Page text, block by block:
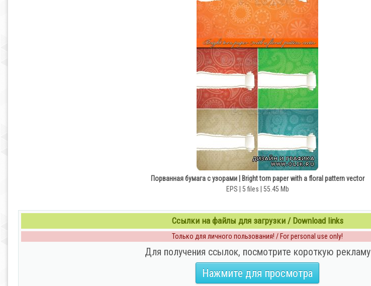
Порванная бумага с узорами | Bright torn paper with a floral pattern vector
EPS | 5 files | 55.45 Mb
Ссылки на файлы для загрузки / Download links
Только для личного пользования! / For personal use only!
Для получения ссылок, посмотрите короткую рекламу
Нажмите для просмотра